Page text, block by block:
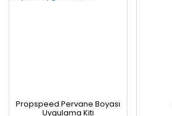
Propspeed Pervane Boyası
Uygulama Kiti